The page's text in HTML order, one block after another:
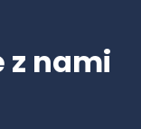
z nami